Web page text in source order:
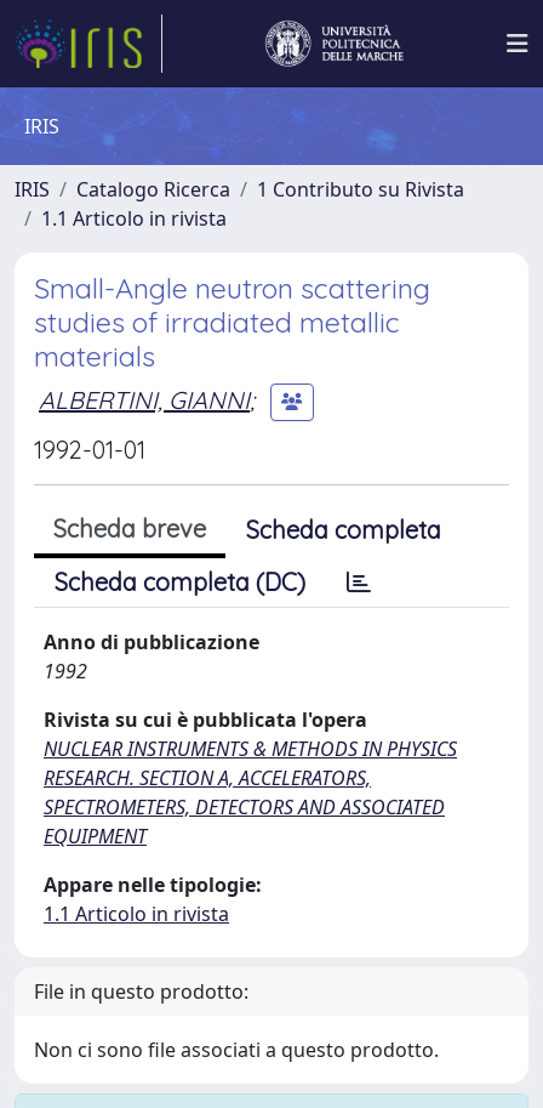
IRIS
IRIS Catalogo Ricerca
1 Contributo su Rivista
1.1 Articolo in rivista
Small-Angle neutron scattering
studies of irradiated metallic
materials
ALBERTINI, GIANNI;
1992-01-01
Scheda breve
Scheda completa
Scheda completa (DC)
Anno di pubblicazione
1992
Rivista su cui è pubblicata l'opera
NUCLEAR INSTRUMENTS & METHODS IN PHYSICS
RESEARCH. SECTION A, ACCELERATORS,
SPECTROMETERS, DETECTORS AND ASSOCIATED
EQUIPMENT
Appare nelle tipologie:
1.1 Articolo in rivista
File in questo prodotto:
Non ci sono file associati a questo prodotto.